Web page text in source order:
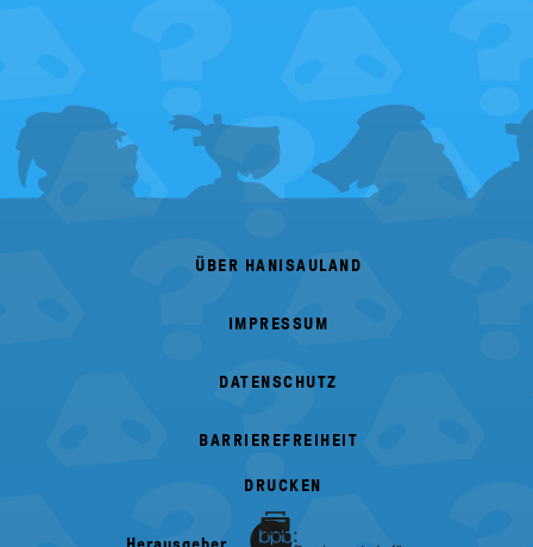
FOOTER
MENU
ÜBER HANISAULAND
IMPRESSUM
DATENSCHUTZ
BARRIEREFREIHEIT
DRUCKEN